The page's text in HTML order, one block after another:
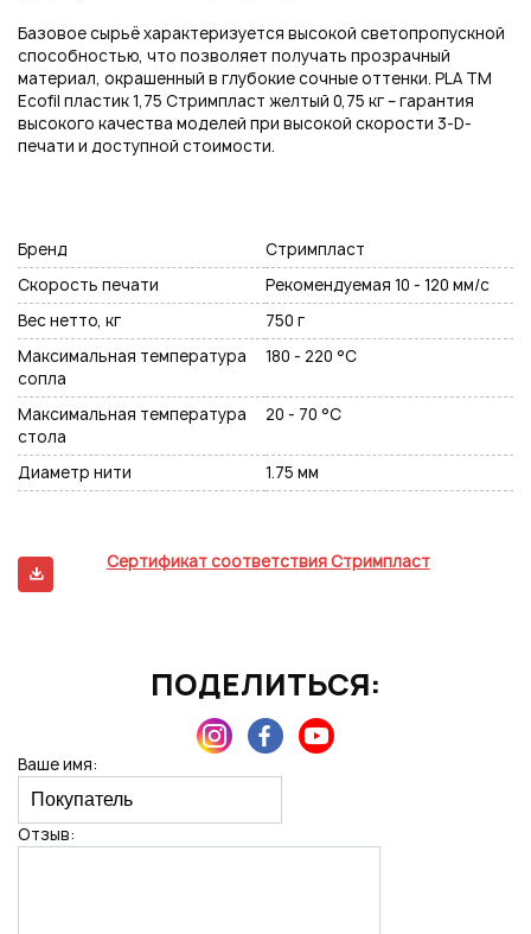
Базовое сырьё характеризуется высокой светопропускной
способностью, что позволяет получать прозрачный
материал, окрашенный в глубокие сочные оттенки. PLA TM
Ecofil пластик 1,75 Стримпласт желтый 0,75 кг – гарантия
высокого качества моделей при высокой скорости 3-D-
печати и доступной стоимости.
Бренд
Стримпласт
Скорость печати
Рекомендуемая 10 - 120 мм/с
Вес нетто, кг
750 г
Максимальная температура
сопла
180 - 220 °С
Максимальная температура
стола
20 - 70 °С
Диаметр нити 1.75 мм
Сертификат соответствия Стримпласт
ПОДЕЛИТЬСЯ:
Ваше имя:
Отзыв:
Нажимая на кнопку "Отправить", вы даете согласие на обработку
персональных данных